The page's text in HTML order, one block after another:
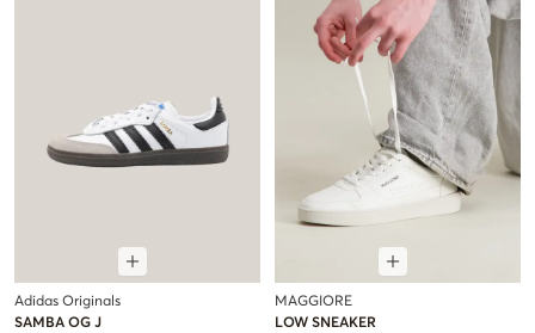
Adidas Originals
SAMBA OG J
MAGGIORE
LOW SNEAKER